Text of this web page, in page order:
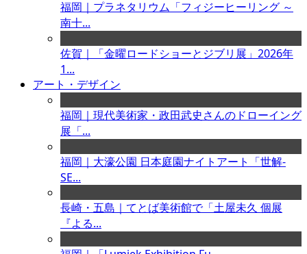
福岡｜プラネタリウム「フィジーヒーリング ～
南十...
佐賀｜「金曜ロードショーとジブリ展」2026年
1...
アート・デザイン
福岡｜現代美術家・政田武史さんのドローイング
展「...
福岡｜大濠公園 日本庭園ナイトアート「世解-
SE...
長崎・五島｜てとば美術館で「土屋未久 個展
『よる...